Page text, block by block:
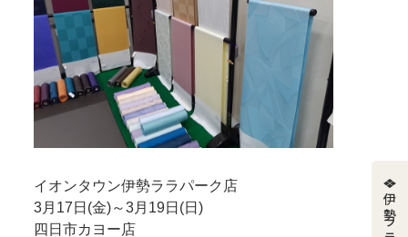
イオンタウン伊勢ララパーク店
3月17日(金)～3月19日(日)
四日市カヨー店